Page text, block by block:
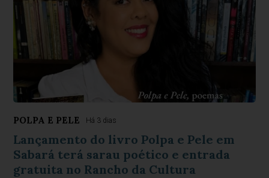
POLPA E PELE Há 3 dias
Lançamento do livro Polpa e Pele em
Sabará terá sarau poético e entrada
gratuita no Rancho da Cultura